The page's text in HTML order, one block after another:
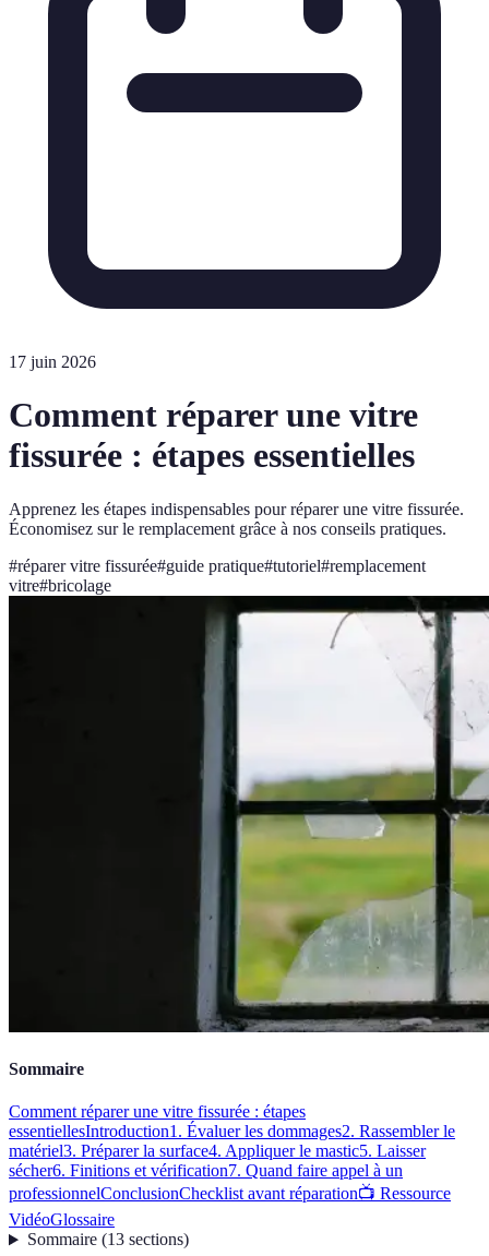
17 juin 2026
Comment réparer une vitre
fissurée : étapes essentielles
Apprenez les étapes indispensables pour réparer une vitre fissurée.
Économisez sur le remplacement grâce à nos conseils pratiques.
#réparer vitre fissurée#guide pratique#tutoriel#remplacement
vitre#bricolage
Sommaire
Comment réparer une vitre fissurée : étapes
essentiellesIntroduction1. Évaluer les dommages2. Rassembler le
matériel3. Préparer la surface4. Appliquer le mastic5. Laisser
sécher6. Finitions et vérification7. Quand faire appel à un
professionnelConclusionChecklist avant réparation📺 Ressource
VidéoGlossaire
Sommaire(13 sections)